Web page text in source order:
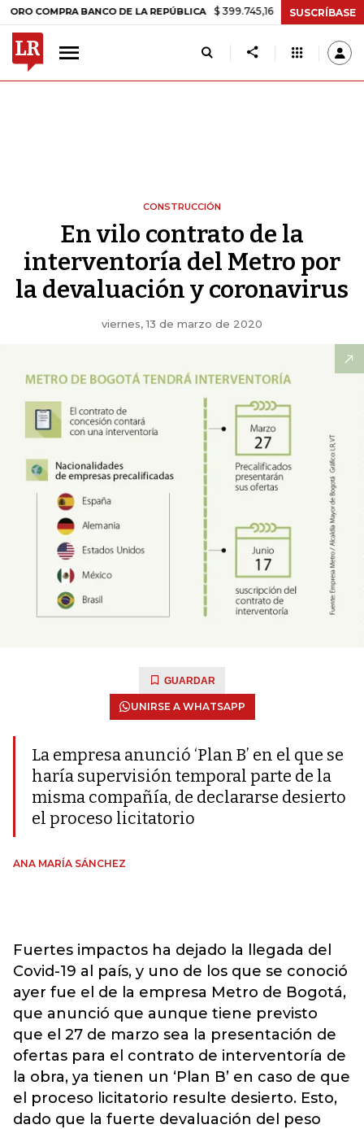
BANCO DE LA REPÚBLICA $ 399.745,16 +$ 2.295,71 +0,58%
SUSCRÍBASE
CONSTRUCCIÓN
En vilo contrato de la
interventoría del Metro por
la devaluación y coronavirus
viernes, 13 de marzo de 2020
GUARDAR
UNIRSE A WHATSAPP
La empresa anunció ‘Plan B’ en el que se
haría supervisión temporal parte de la
misma compañía, de declararse desierto
el proceso licitatorio
ANA MARÍA SÁNCHEZ
Fuertes impactos ha dejado la llegada del
Covid-19 al país, y uno de los que se conoció
ayer fue el de la empresa Metro de Bogotá,
que anunció que aunque tiene previsto
que el 27 de marzo sea la presentación de
ofertas para el contrato de interventoría de
la obra, ya tienen un ‘Plan B’ en caso de que
el proceso licitatorio resulte desierto. Esto,
dado que la fuerte devaluación del peso